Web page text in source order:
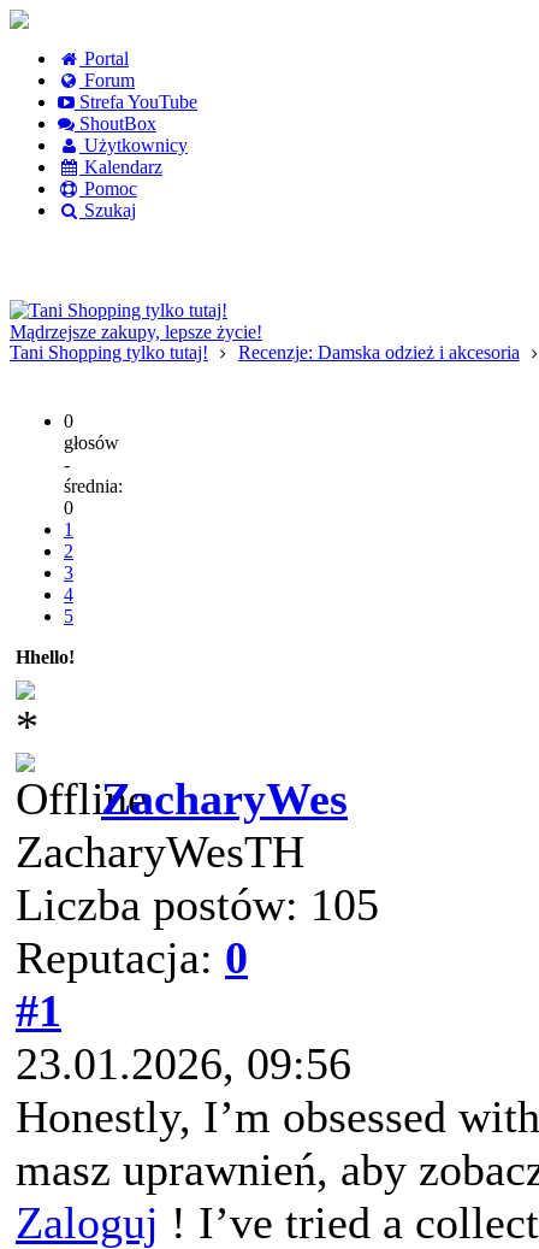
Portal
Forum
Strefa YouTube
ShoutBox
Użytkownicy
Kalendarz
Pomoc
Szukaj
Mądrzejsze zakupy, lepsze życie!
Tani Shopping tylko tutaj!
Recenzje: Damska odzież i akcesoria
0
głosów
-
średnia:
0
1
2
3
4
5
Hhello!
ZacharyWes
ZacharyWesTH
Liczba postów: 105
Reputacja: 0
#1
23.01.2026, 09:56
Honestly, I’m obsessed
masz uprawnień, aby
Zaloguj ! I’ve tried a